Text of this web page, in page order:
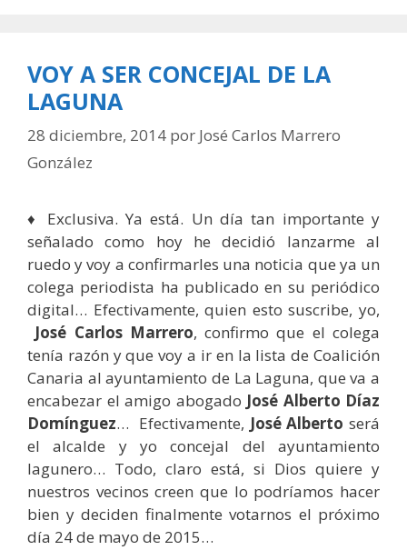
VOY A SER CONCEJAL DE LA
LAGUNA
28 diciembre, 2014 por José Carlos Marrero
González
♦ Exclusiva. Ya está. Un día tan importante y
señalado como hoy he decidió lanzarme al
ruedo y voy a confirmarles una noticia que ya un
colega periodista ha publicado en su periódico
digital… Efectivamente, quien esto suscribe, yo,
José Carlos Marrero, confirmo que el colega
tenía razón y que voy a ir en la lista de Coalición
Canaria al ayuntamiento de La Laguna, que va a
encabezar el amigo abogado José Alberto Díaz
Domínguez… Efectivamente, José Alberto será
el alcalde y yo concejal del ayuntamiento
lagunero… Todo, claro está, si Dios quiere y
nuestros vecinos creen que lo podríamos hacer
bien y deciden finalmente votarnos el próximo
día 24 de mayo de 2015…